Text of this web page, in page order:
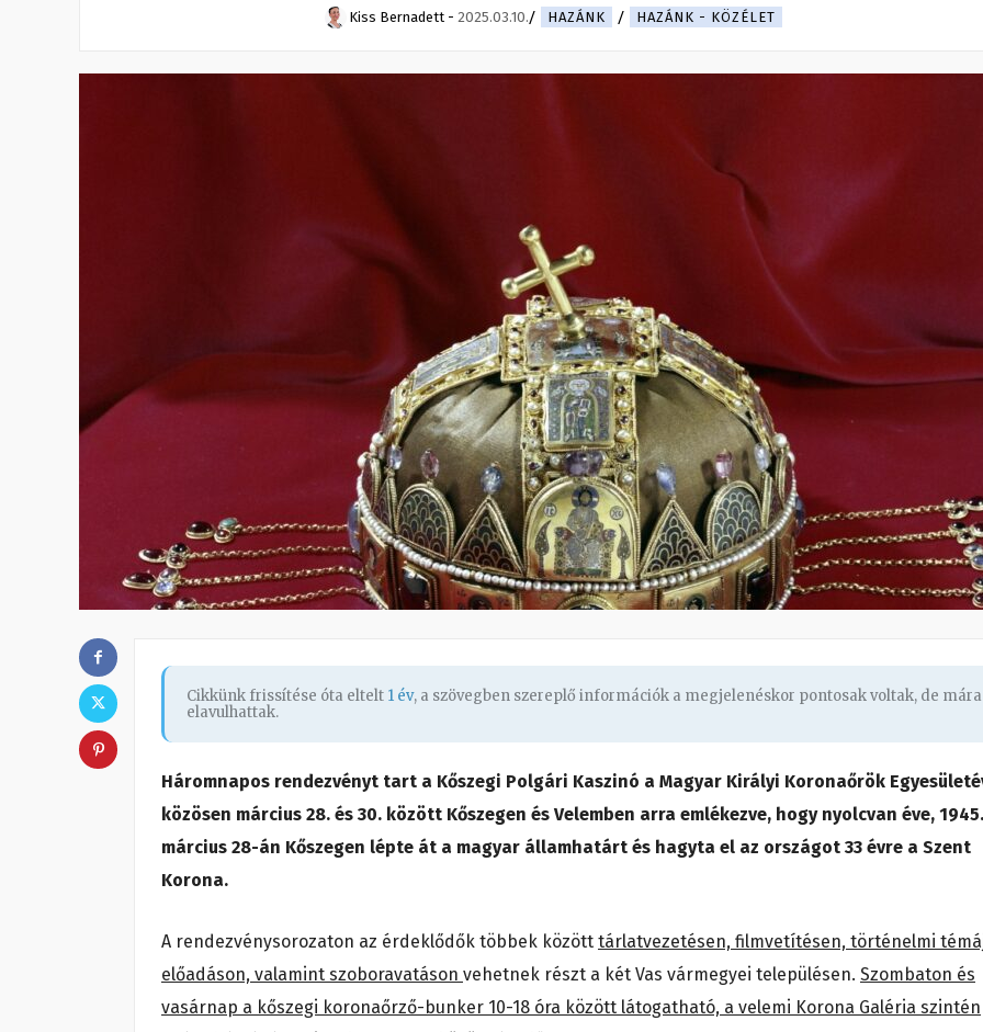
Kiss Bernadett - 2025.03.10. HAZÁNK HAZÁNK - KÖZÉLET
Cikkünk frissítése óta eltelt 1 év, a szövegben szereplő információk a megjelenéskor pontosak voltak, de mára
elavulhattak.
Háromnapos rendezvényt tart a Kőszegi Polgári Kaszinó a Magyar Királyi Koronaőrök
közösen március 28. és 30. között Kőszegen és Velemben arra emlékezve, hogy nyolcvan éve, 1945.
március 28-án Kőszegen lépte át a magyar államhatárt és hagyta el az országot 33 évre a Szent
Korona.
A rendezvénysorozaton az érdeklődők többek között tárlatvezetésen, filmvetítésen, történelmi
előadáson, valamint szoboravatáson vehetnek részt a két Vas vármegyei településen. Szombaton és
vasárnap a kőszegi koronaőrző-bunker 10-18 óra között látogatható, a velemi Korona Galéria szintén